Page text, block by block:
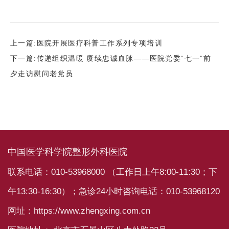
上一篇: 医院开展医疗科普工作系列专项培训
下一篇:传递组织温暖 赓续忠诚血脉——医院党委“七一”前
夕走访慰问老党员
中国医学科学院整形外科医院
联系电话：010-53968000 （工作日上午8:00-11:30；下
午13:30-16:30）；急诊24小时咨询电话：010-53968120
网址：https://www.zhengxing.com.cn